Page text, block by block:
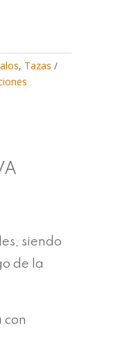
, Tazas
siendo
de la
con